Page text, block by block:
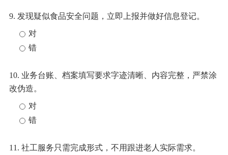
9. 发现疑似食品安全问题，立即上报并做好信息登记。
对
错
10. 业务台账、档案填写要求字迹清晰、内容完整，严禁涂
改伪造。
对
错
11. 社工服务只需完成形式，不用跟进老人实际需求。